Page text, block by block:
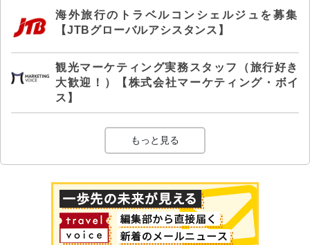
海外旅行のトラベルコンシェルジュを募集
【JTBグローバルアシスタンス】
観光マーケティング実務スタッフ（旅行好き
大歓迎！）【株式会社マーケティング・ボイ
ス】
もっと見る